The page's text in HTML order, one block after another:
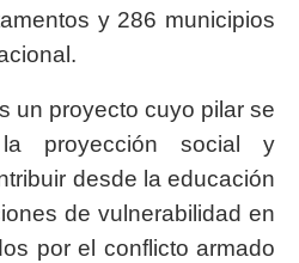
y 286 municipios
un proyecto cuyo pilar se
proyección social y
desde la educación
de vulnerabilidad en
por el conflicto armado